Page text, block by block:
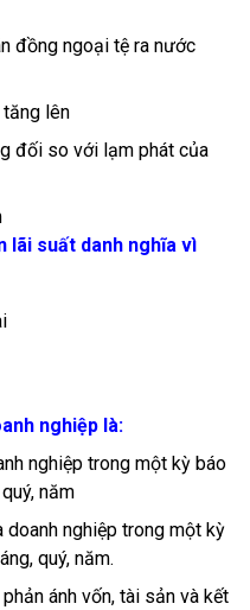
đồng ngoại tệ ra nước
lên
đối so với lạm phát của
lãi suất danh nghĩa vì
nghiệp là:
nghiệp trong một kỳ báo
năm
doanh nghiệp trong một kỳ
quý, năm.
ánh vốn, tài sản và kết